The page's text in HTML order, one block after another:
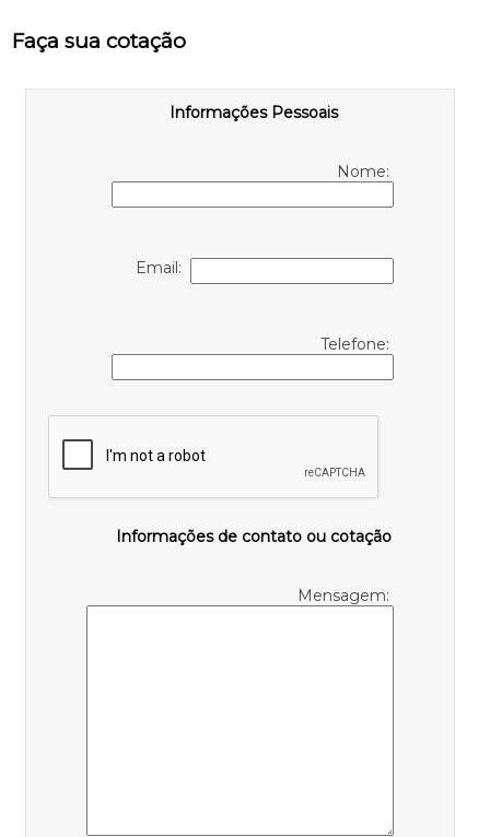
Faça sua cotação
Informações Pessoais
Nome:
Email:
Telefone:
Informações de contato ou cotação
Mensagem: